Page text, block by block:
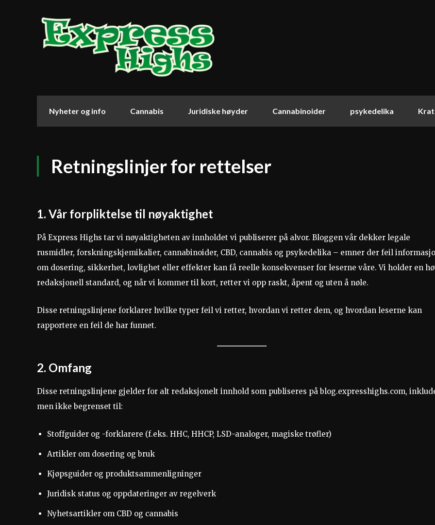
Nyheter og info Cannabis Juridiske høyder Cannabinoider psykedelika
Retningslinjer for rettelser
1. Vår forpliktelse til nøyaktighet
På Express Highs tar vi nøyaktigheten av innholdet vi publiserer på alvor. Bloggen vår dekker legale
rusmidler, forskningskjemikalier, cannabinoider, CBD, cannabis og psykedelika – emner der feil
om dosering, sikkerhet, lovlighet eller effekter kan få reelle konsekvenser for leserne våre. Vi holder en
redaksjonell standard, og når vi kommer til kort, retter vi opp raskt, åpent og uten å nøle.
Disse retningslinjene forklarer hvilke typer feil vi retter, hvordan vi retter dem, og hvordan leserne kan
rapportere en feil de har funnet.
2. Omfang
Disse retningslinjene gjelder for alt redaksjonelt innhold som publiseres på blog.expresshighs.com,
men ikke begrenset til:
Stoffguider og -forklarere (f.eks. HHC, HHCP, LSD-analoger, magiske trøfler)
Artikler om dosering og bruk
Kjøpsguider og produktsammenligninger
Juridisk status og oppdateringer av regelverk
Nyhetsartikler om CBD og cannabis